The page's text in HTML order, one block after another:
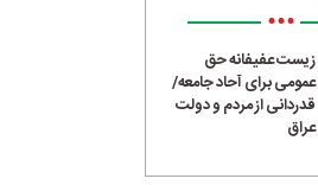
•••
زیست عفیفانه حق
عمومی برای آحاد جامعه/
قدردانی از مردم و دولت
عراق